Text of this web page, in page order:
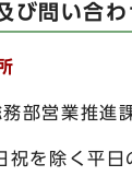
問い合わ
業推進課
く平日の